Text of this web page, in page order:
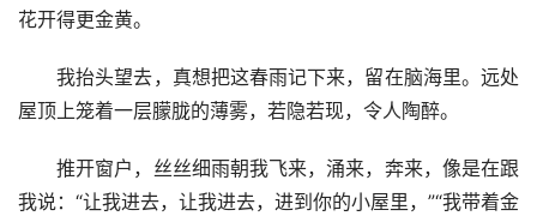
花开得更金黄。
我抬头望去，真想把这春雨记下来，留在脑海里。远处
屋顶上笼着一层朦胧的薄雾，若隐若现，令人陶醉。
推开窗户，丝丝细雨朝我飞来，涌来，奔来，像是在跟
我说：“让我进去，让我进去，进到你的小屋里，”“我带着金